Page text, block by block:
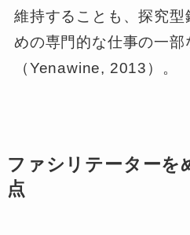
維持することも、探究型
めの専門的な仕事の一部
（Yenawine, 2013）。
ファシリテーターを
点